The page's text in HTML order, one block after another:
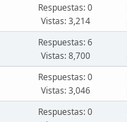
Respuestas: 0
Vistas: 3,214
Respuestas: 6
Vistas: 8,700
Respuestas: 0
Vistas: 3,046
Respuestas: 0